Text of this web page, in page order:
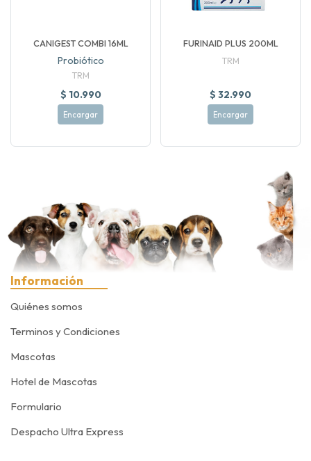
CANIGEST COMBI 16ML
Probiótico
TRM
$ 10.990
Encargar
FURINAID PLUS 200ML
TRM
$ 32.990
Encargar
Información
Quiénes somos
Terminos y Condiciones
Mascotas
Hotel de Mascotas
Formulario
Despacho Ultra Express